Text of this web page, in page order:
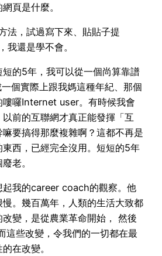
頁是什麼。
法，試過寫下來、貼貼子提
我還是學不會。
的5年，我可以從一個尚算靠譜
個實際上跟我媽這種年紀、那個
嘍囉Internet user。有時候我會
前的互聯網才真正能發揮「互
要搞得那麼複雜啊？這都不再是
西，已經完全沒用。短短的5年
老。
起我的career coach的觀察。他
。幾百萬年，人類的生活大致都
變，是從農業革命開始， 然後
這些改變，令我們的一切都在最
在改變。